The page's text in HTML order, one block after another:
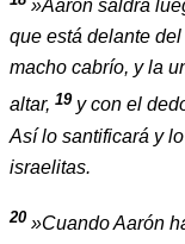
»Aarón saldrá
que está delante
macho cabrío, y la
altar, 19 y con el
Así lo santificará y
israelitas.
20 »Cuando Aarón